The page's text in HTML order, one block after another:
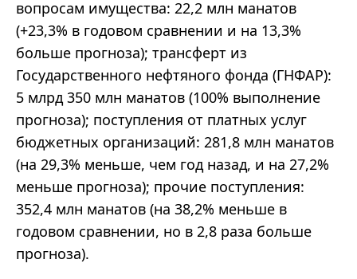
вопросам имущества: 22,2 млн манатов
(+23,3% в годовом сравнении и на 13,3%
больше прогноза); трансферт из
Государственного нефтяного фонда (ГНФАР):
5 млрд 350 млн манатов (100% выполнение
прогноза); поступления от платных услуг
бюджетных организаций: 281,8 млн манатов
(на 29,3% меньше, чем год назад, и на 27,2%
меньше прогноза); прочие поступления:
352,4 млн манатов (на 38,2% меньше в
годовом сравнении, но в 2,8 раза больше
прогноза).